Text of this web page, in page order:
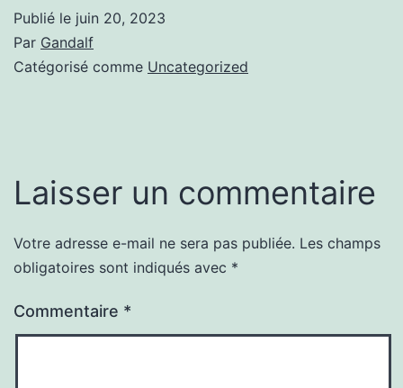
Publié le juin 20, 2023
Par Gandalf
Catégorisé comme Uncategorized
Laisser un commentaire
Votre adresse e-mail ne sera pas publiée. Les champs
obligatoires sont indiqués avec *
Commentaire *